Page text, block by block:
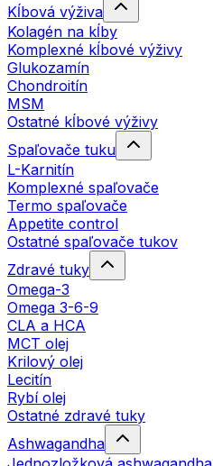
Kĺbová výživa
Kolagén na kĺby
Komplexné kĺbové výživy
Glukozamín
Chondroitín
MSM
Ostatné kĺbové výživy
Spaľovače tuku
L-Karnitín
Komplexné spaľovače
Termo spaľovače
Appetite control
Ostatné spaľovače tukov
Zdravé tuky
Omega-3
Omega 3-6-9
CLA a HCA
MCT olej
Krilový olej
Lecitín
Rybí olej
Ostatné zdravé tuky
Ashwagandha